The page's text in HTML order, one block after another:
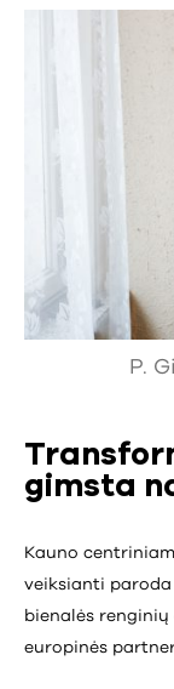
P.
gimsta
Kauno
veiksianti paroda
bienalės
europinės